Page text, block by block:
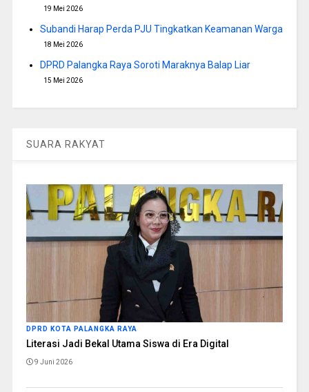
19 Mei 2026
Subandi Harap Perda PJU Tingkatkan Keamanan Warga
18 Mei 2026
DPRD Palangka Raya Soroti Maraknya Balap Liar
15 Mei 2026
SUARA RAKYAT
DPRD KOTA PALANGKA RAYA
Literasi Jadi Bekal Utama Siswa di Era Digital
9 Juni 2026